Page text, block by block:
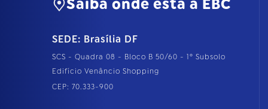
Saiba onde está a EBC
SEDE: Brasília DF
SCS - Quadra 08 - Bloco B 50/60 - 1º Subsolo
Edifício Venâncio Shopping
CEP: 70.333-900